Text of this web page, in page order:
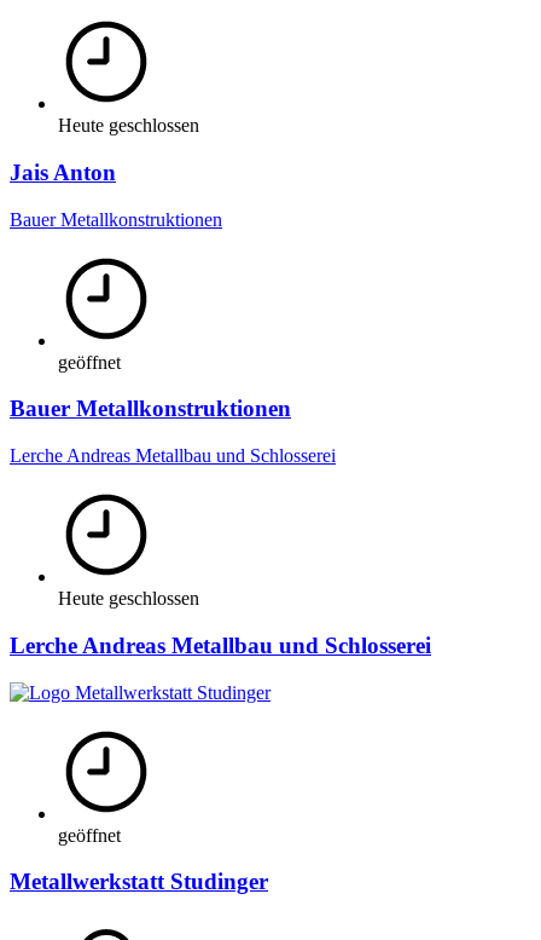
Heute geschlossen
Jais Anton
Bauer Metallkonstruktionen
geöffnet
Bauer Metallkonstruktionen
Lerche Andreas Metallbau und Schlosserei
Heute geschlossen
Lerche Andreas Metallbau und Schlosserei
geöffnet
Metallwerkstatt Studinger